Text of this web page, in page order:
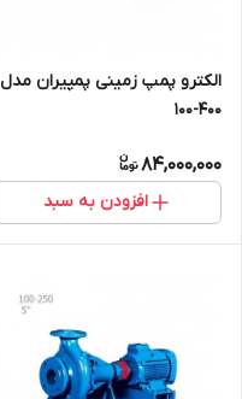
الکترو پمپ زمینی پمپیران مدل
400-100
84,000,000
افزودن به سبد